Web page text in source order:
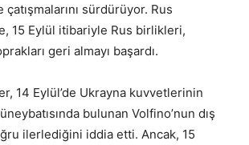
sürdürüyor. Rus
15 Eylül itibariyle Rus birlikleri,
geri almayı başardı.
14 Eylül’de Ukrayna kuvvetlerinin
bulunan Volfino’nun dış
ilerlediğini iddia etti. Ancak, 15